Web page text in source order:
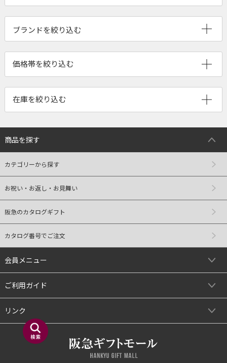
ブランドを絞り込む
商品を探す
カテゴリーから探す
お祝い・お返し・お見舞い
阪急のカタログギフト
カタログ番号でご注文
会員メニュー
ご利用ガイド
リンク